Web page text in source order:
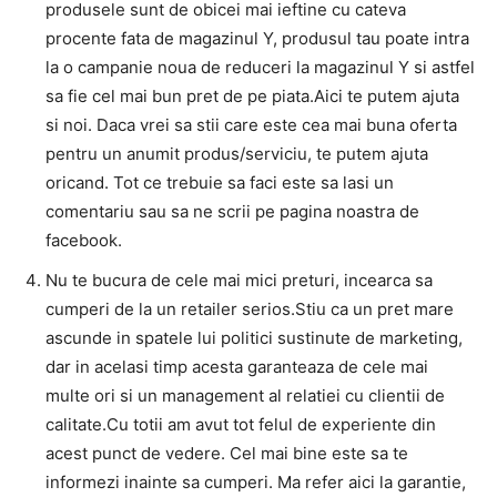
produsele sunt de obicei mai ieftine cu cateva
procente fata de magazinul Y, produsul tau poate intra
la o campanie noua de reduceri la magazinul Y si astfel
sa fie cel mai bun pret de pe piata.Aici te putem ajuta
si noi. Daca vrei sa stii care este cea mai buna oferta
pentru un anumit produs/serviciu, te putem ajuta
oricand. Tot ce trebuie sa faci este sa lasi un
comentariu sau sa ne scrii pe pagina noastra de
facebook.
Nu te bucura de cele mai mici preturi, incearca sa
cumperi de la un retailer serios.Stiu ca un pret mare
ascunde in spatele lui politici sustinute de marketing,
dar in acelasi timp acesta garanteaza de cele mai
multe ori si un management al relatiei cu clientii de
calitate.Cu totii am avut tot felul de experiente din
acest punct de vedere. Cel mai bine este sa te
informezi inainte sa cumperi. Ma refer aici la garantie,